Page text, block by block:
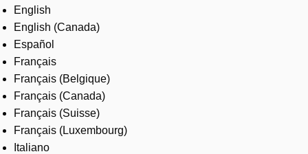
Karriere
English
English (Canada)
Español
Français
Français (Belgique)
Français (Canada)
Français (Suisse)
Français (Luxembourg)
Italiano